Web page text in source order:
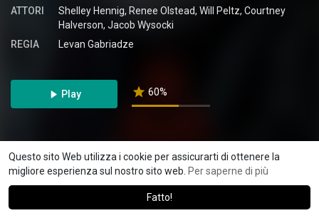
Questo sito Web utilizza i cookie per assicurarti di ottenere la
migliore esperienza sul nostro sito web. Per saperne di più
Fatto!
ATTORI
Shelley Hennig, Renee Olstead, Will Peltz, Courtney
Halverson, Jacob Wysocki
REGIA
Levan Gabriadze
Play 60%
Altri risultati simili